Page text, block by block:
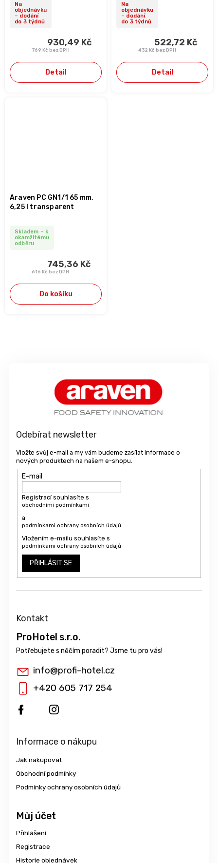
Na
objednávku
– dodání
do 3 týdnů
769 Kč bez DPH
930,49 Kč
Detail
Na
objednávku
– dodání
do 3 týdnů
432 Kč bez DPH
522,72 Kč
Detail
Araven PC GN1/1 65 mm,
6,25 l transparent
Skladem – k
okamžitému
odběru
616 Kč bez DPH
745,36 Kč
Do košíku
Odebírat newsletter
Vložte svůj e-mail a my vám budeme zasílat informace o
nových produktech na našem e-shopu.
E-mail
Registrací souhlasíte s
obchodními podmínkami
a
podmínkami ochrany osobních údajů
Vložením e-mailu souhlasíte s
podmínkami ochrany osobních údajů
PŘIHLÁSIT SE
Kontakt
ProHotel s.r.o.
info@profi-hotel.cz
+420 605 717 254
Informace o nákupu
Jak nakupovat
Obchodní podmínky
Podmínky ochrany osobních údajů
Můj účet
Přihlášení
Registrace
Historie objednávek